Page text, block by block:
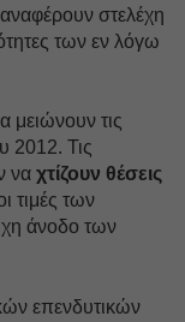
στελέχη
των εν λόγω
μειώνουν τις
2012. Τις
να χτίζουν θέσεις
τιμές των
άνοδο των
επενδυτικών